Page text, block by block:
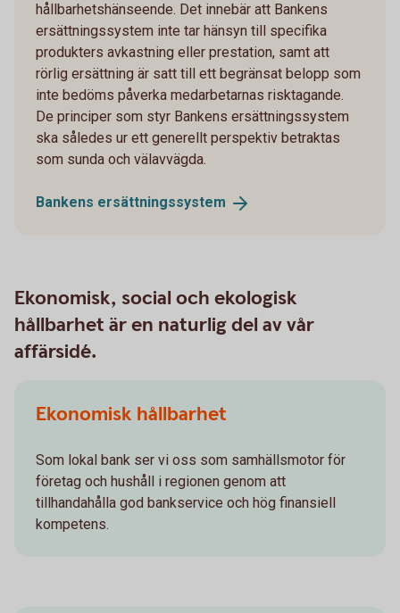
hållbarhetshänseende. Det innebär att Bankens
ersättningssystem inte tar hänsyn till specifika
produkters avkastning eller prestation, samt att
rörlig ersättning är satt till ett begränsat belopp som
inte bedöms påverka medarbetarnas risktagande.
De principer som styr Bankens ersättningssystem
ska således ur ett generellt perspektiv betraktas
som sunda och välavvägda.
Bankens ersättningssystem
Ekonomisk, social och ekologisk
hållbarhet är en naturlig del av vår
affärsidé.
Ekonomisk hållbarhet
Som lokal bank ser vi oss som samhällsmotor för
företag och hushåll i regionen genom att
tillhandahålla god bankservice och hög finansiell
kompetens.